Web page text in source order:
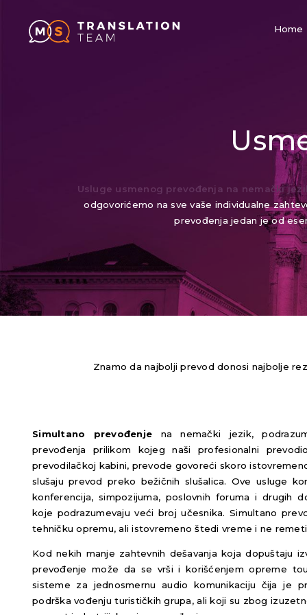
Home
Usluge usmenog prevođenja na nemački
odgovorićemo na sve vaše individualne
prevođenja jedan je od
Znamo da najbolji prevod donosi najbolje
Simultano prevođenje na nemački jezik,
prevođenja prilikom kojeg naši profesionalni
prevodilačkoj kabini, prevode govoreći skoro
slušaju prevod preko bežičnih slušalica. Ove usluge
konferencija, simpozijuma, poslovnih foruma i drugih
koje podrazumevaju veći broj učesnika. Simultano
tehničku opremu, ali istovremeno štedi vreme i ne
Kod nekih manje zahtevnih dešavanja koja dopuštaju
prevođenje može da se vrši i korišćenjem opreme
sisteme za jednosmernu audio komunikaciju čija je
podrška vođenju turističkih grupa, ali koji su zbog